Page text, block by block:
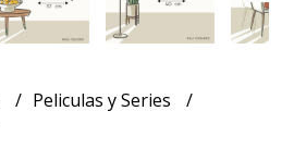
Peliculas y Series